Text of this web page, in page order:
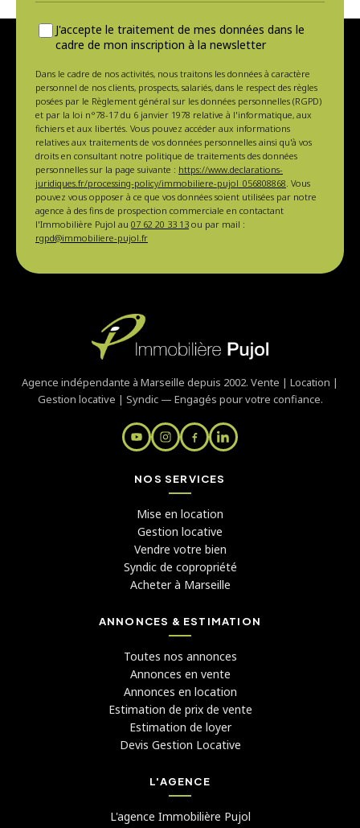
J'accepte le traitement de mes données dans le
cadre de mon inscription à la newsletter
Dans le cadre de nos activités, nous traitons les données à caractère
personnel de nos clients, prospects, salariés, dans le respect des règles
posées par le Règlement général sur les données personnelles (RGPD)
et par la loi n°78-17 du 6 janvier 1978 relative à l'informatique, aux
fichiers et aux libertés. Vous pouvez accéder aux informations
relatives aux traitements de vos données personnelles ainsi qu'à vos
droits en consultant notre politique de traitements des données
personnelles sur la page suivante : https://www.declarations-
juridiques.fr/processing-policy/immobiliere-pujol_056808868 . Vous
pouvez vous opposer à ce que vos données soient utilisées par notre
agence à des fins de prospection commerciale en contactant
l'Immobilière Pujol au 07 62 20 33 13 ou par mail :
rgpd@immobiliere-pujol.fr
Agence indépendante à Marseille depuis 2002. Vente | Location |
Gestion locative | Syndic — Engagés pour votre confiance.
NOS SERVICES
Mise en location
Gestion locative
Vendre votre bien
Syndic de copropriété
Acheter à Marseille
ANNONCES & ESTIMATION
Toutes nos annonces
Annonces en vente
Annonces en location
Estimation de prix de vente
Estimation de loyer
Devis Gestion Locative
L'AGENCE
L'agence Immobilière Pujol